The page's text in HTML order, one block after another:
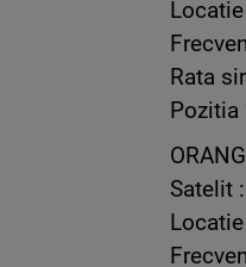
Rata
Pozitia
Satelit